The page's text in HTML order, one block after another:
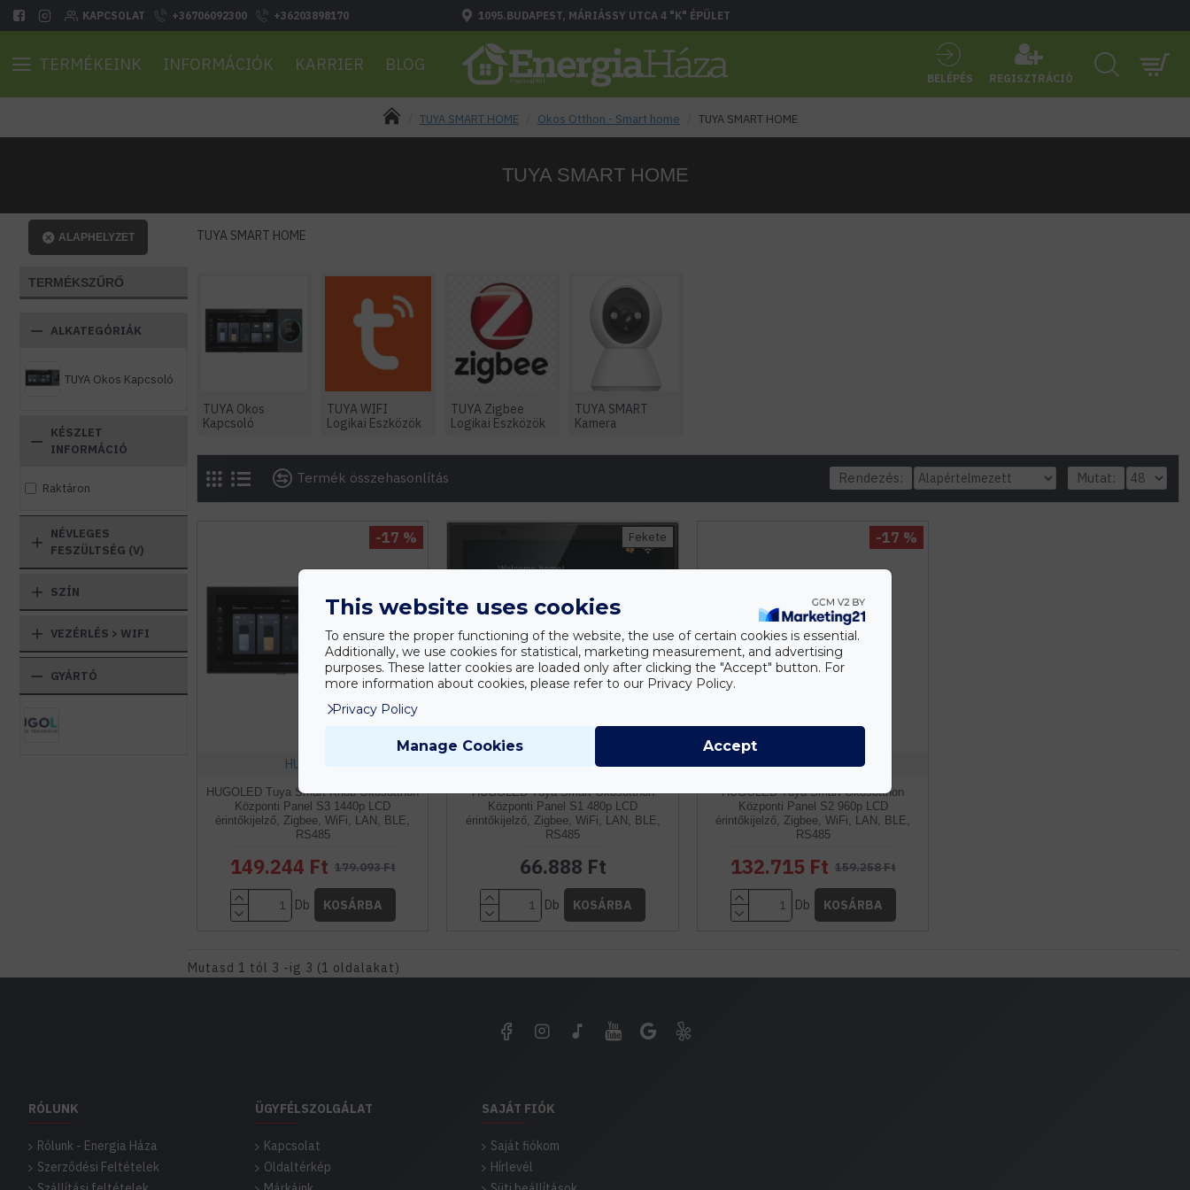
KAPCSOLAT +36706092300 +36203898170 1095.BUDAPEST, MÁRIÁSSY UTCA 4 "K" ÉPÜLET
TERMÉKEINK INFORMÁCIÓK KARRIER BLOG
BELÉPÉS REGISZTRÁCIÓ
TUYA SMART HOME Okos Otthon - Smart home TUYA SMART HOME
TUYA SMART HOME
TERMÉKSZŰRŐ
ALAPHELYZET
ALKATEGÓRIÁK
TUYA Okos Kapcsoló
GYÁRTÓ
NÉVLEGES
FESZÜLTSÉG (V)
SZÍN
VEZÉRLÉS > WIFI
KÉSZLET
INFORMÁCIÓ
Raktáron
TUYA SMART HOME
TUYA Okos
Kapcsoló
TUYA WIFI
Logikai Eszközök
TUYA Zigbee
Logikai Eszközök
TUYA SMART
Kamera
Termék összehasonlítás Rendezés: Mutat:
-17 %
HUGOLED
HUGOLED Tuya Smart Knob Okosotthon
Központi Panel S3 1440p LCD
érintőkijelző, Zigbee, WiFi, LAN, BLE,
RS485
149.244 Ft 179.093 Ft
Db KOSÁRBA
Fekete
HUGOLED Tuya Smart Okosotthon
Központi Panel S1 480p LCD
érintőkijelző, Zigbee, WiFi, LAN, BLE,
RS485
66.888 Ft
Db KOSÁRBA
-17 %
HUGOLED
HUGOLED Tuya Smart Okosotthon
Központi Panel S2 960p LCD
érintőkijelző, Zigbee, WiFi, LAN, BLE,
RS485
132.715 Ft 159.258 Ft
Db KOSÁRBA
Mutasd 1 tól 3 -ig 3 (1 oldalakat)
RÓLUNK
Rólunk - Energia Háza
Szerződési Feltételek
ÜGYFÉLSZOLGÁLAT
Kapcsolat
Oldaltérkép
SAJÁT FIÓK
Saját fiókom
Hírlevél
This website uses cookies
To ensure the proper functioning of the website, the use of certain cookies is essential.
Additionally, we use cookies for statistical, marketing measurement, and advertising
purposes. These latter cookies are loaded only after clicking the "Accept" button. For
more information about cookies, please refer to our Privacy Policy.
Privacy Policy
Manage Cookies Accept